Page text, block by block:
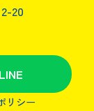
20
LINE
リシー